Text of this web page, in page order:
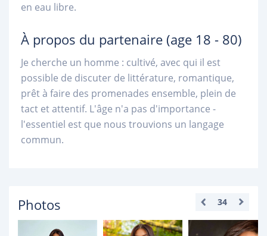
en eau libre.
À propos du partenaire (age 18 - 80)
Je cherche un homme : cultivé, avec qui il est
possible de discuter de littérature, romantique,
prêt à faire des promenades ensemble, plein de
tact et attentif. L'âge n'a pas d'importance -
l'essentiel est que nous trouvions un langage
commun.
Photos 34